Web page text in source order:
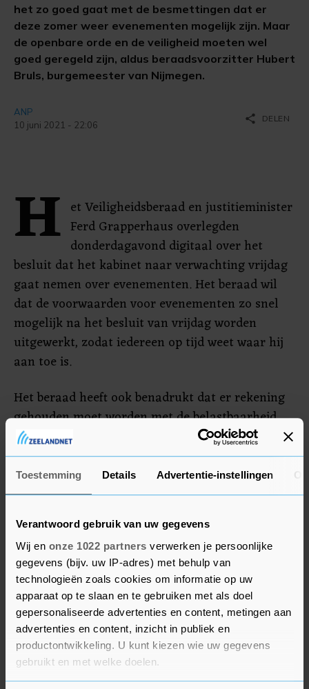
Toestemming Details Advertentie-instellingen
Verantwoord gebruik van uw gegevens
Wij en onze 1022 partners verwerken je persoonlijke
gegevens (bijv. uw IP-adres) met behulp van
technologieën zoals cookies om informatie op uw
apparaat op te slaan en te gebruiken met als doel
gepersonaliseerde advertenties en content, metingen aan
advertenties en content, inzicht in publiek en
productontwikkeling. U kunt kiezen wie uw gegevens
gebruikt en met welke doelen.
het zo goed gaat met de besmettingen dat er
deze zomer weer evenementen mogelijk zijn. Maar
de openbare orde en de veiligheid moeten wel
goed geregeld zijn, aldus beraadsvoorzitter Hubert
Bruls, burgemeester van Nijmegen.
ANP
10 juni 2021 - 22:06
share DELEN
H et Veiligheidsberaad en justitieminister
Ferd Grapperhaus overlegden
donderdagavond digitaal over het
besluit dat het kabinet naar verwachting vrijdag
gaat nemen over evenementen. Het beraad wil
dat de voorwaarden voor evenementen zo snel
mogelijk na het besluit van vrijdag worden
uitgewerkt, zodat iedereen op tijd weet waar hij
aan toe is.
Het beraad heeft ook benadrukt dat er rekening
gehouden moet worden met de belastbaarheid
van politie, ambulance, GGD en veiligheidsregio's.
De hulpdiensten hebben tijdens de coronacrisis
"enorm veel uren" gewerkt en zij verdienen enige
rust in de komende maanden, stelt Bruls.